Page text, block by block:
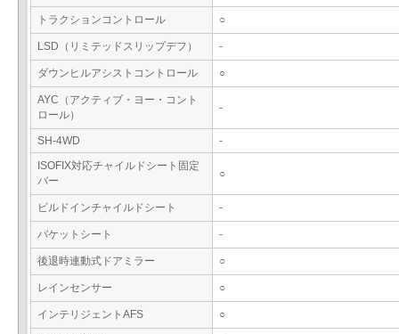
トラクションコントロール ○
LSD（リミテッドスリップデフ） -
ダウンヒルアシストコントロール ○
AYC（アクティブ・ヨー・コント
ロール）
-
SH-4WD
-
ISOFIX対応チャイルドシート固定
バー
○
ビルドインチャイルドシート -
バケットシート -
後退時連動式ドアミラー ○
レインセンサー ○
インテリジェントAFS ○